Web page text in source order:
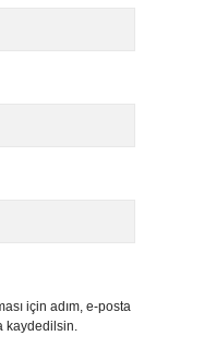
için adım, e-posta
kaydedilsin.